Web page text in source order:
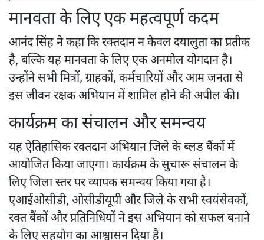
मानवता के लिए एक महत्वपूर्ण कदम
आनंद सिंह ने कहा कि रक्तदान न केवल दयालुता का प्रतीक
है, बल्कि यह मानवता के लिए एक अनमोल योगदान है।
उन्होंने सभी मित्रों, ग्राहकों, कर्मचारियों और आम जनता से
इस जीवन रक्षक अभियान में शामिल होने की अपील की।
कार्यक्रम का संचालन और समन्वय
यह ऐतिहासिक रक्तदान अभियान जिले के ब्लड बैंकों में
आयोजित किया जाएगा। कार्यक्रम के सुचारू संचालन के
लिए जिला स्तर पर व्यापक समन्वय किया गया है।
एआईओसीडी, ओसीडीयूपी और जिले के सभी स्वयंसेवकों,
रक्त बैंकों और प्रतिनिधियों ने इस अभियान को सफल बनाने
के लिए सहयोग का आश्वासन दिया है।